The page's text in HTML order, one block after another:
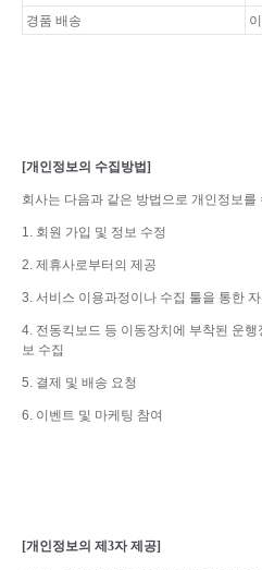
경품 배송
[개인정보의 수집방법]
회사는 다음과 같은 방법으로 개인정보를
1. 회원 가입 및 정보 수정
2. 제휴사로부터의 제공
3. 서비스 이용과정이나 수집 툴을 통한
4. 전동킥보드 등 이동장치에 부착된 운
보 수집
5. 결제 및 배송 요청
6. 이벤트 및 마케팅 참여
[개인정보의 제 3자 제공]